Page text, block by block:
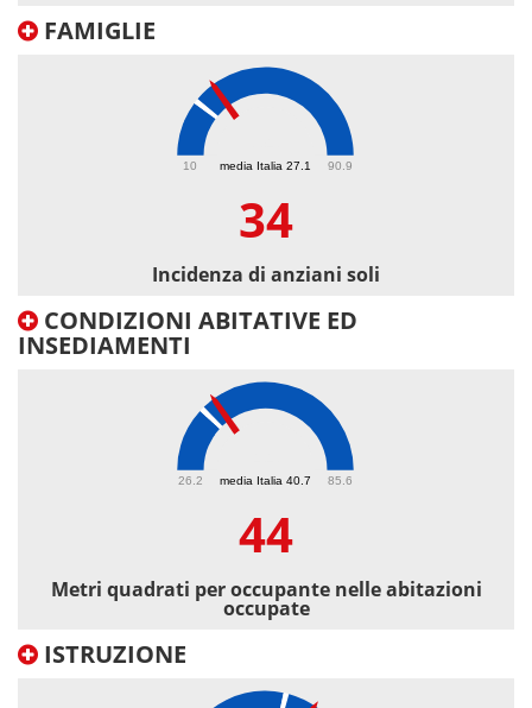
FAMIGLIE
media Italia 27.1
10 90.9
34
Incidenza di anziani soli
CONDIZIONI ABITATIVE ED
INSEDIAMENTI
media Italia 40.7
26.2 85.6
44
Metri quadrati per occupante nelle abitazioni
occupate
ISTRUZIONE